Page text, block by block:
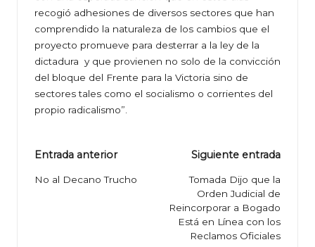
recogió adhesiones de diversos sectores que han
comprendido la naturaleza de los cambios que el
proyecto promueve para desterrar a la ley de la
dictadura y que provienen no solo de la convicción
del bloque del Frente para la Victoria sino de
sectores tales como el socialismo o corrientes del
propio radicalismo”.
Navegación
de
Entrada anterior
No al Decano Trucho
Siguiente entrada
Tomada Dijo que la
Orden Judicial de
Reincorporar a Bogado
Está en Línea con los
Reclamos Oficiales